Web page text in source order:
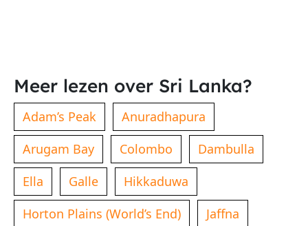
Meer lezen over Sri Lanka?
Adam’s Peak
Anuradhapura
Arugam Bay
Colombo
Dambulla
Ella
Galle
Hikkaduwa
Horton Plains (World’s End)
Jaffna